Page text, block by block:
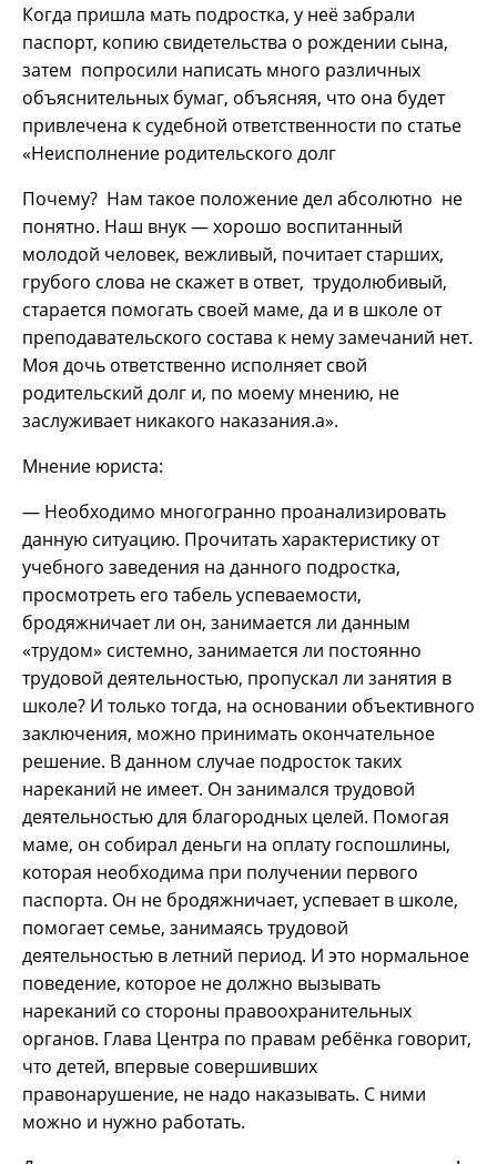
Когда пришла мать подростка, у неё забрали
паспорт, копию свидетельства о рождении сына,
затем попросили написать много различных
объяснительных бумаг, объясняя, что она будет
привлечена к судебной ответственности по статье
«Неисполнение родительского долг
Почему? Нам такое положение дел абсолютно не
понятно. Наш внук — хорошо воспитанный
молодой человек, вежливый, почитает старших,
грубого слова не скажет в ответ, трудолюбивый,
старается помогать своей маме, да и в школе от
преподавательского состава к нему замечаний нет.
Моя дочь ответственно исполняет свой
родительский долг и, по моему мнению, не
заслуживает никакого наказания.а».
Мнение юриста:
— Необходимо многогранно проанализировать
данную ситуацию. Прочитать характеристику от
учебного заведения на данного подростка,
просмотреть его табель успеваемости,
бродяжничает ли он, занимается ли данным
«трудом» системно, занимается ли постоянно
трудовой деятельностью, пропускал ли занятия в
школе? И только тогда, на основании объективного
заключения, можно принимать окончательное
решение. В данном случае подросток таких
нареканий не имеет. Он занимался трудовой
деятельностью для благородных целей. Помогая
маме, он собирал деньги на оплату госпошлины,
которая необходима при получении первого
паспорта. Он не бродяжничает, успевает в школе,
помогает семье, занимаясь трудовой
деятельностью в летний период. И это нормальное
поведение, которое не должно вызывать
нареканий со стороны правоохранительных
органов. Глава Центра по правам ребёнка говорит,
что детей, впервые совершивших
правонарушение, не надо наказывать. С ними
можно и нужно работать.